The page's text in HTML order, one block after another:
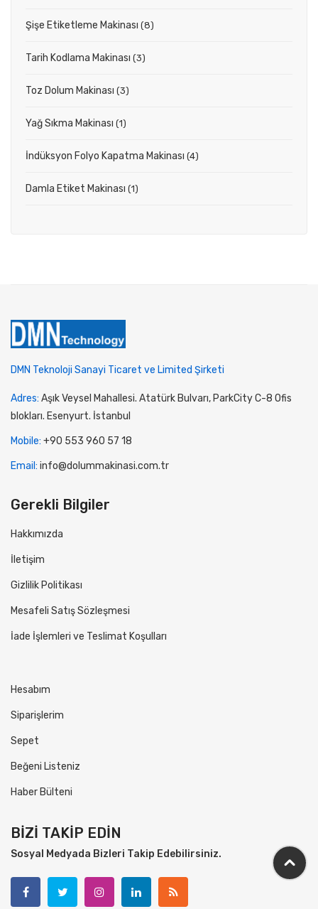
Şişe Etiketleme Makinası (8)
Tarih Kodlama Makinası (3)
Toz Dolum Makinası (3)
Yağ Sıkma Makinası (1)
İndüksyon Folyo Kapatma Makinası (4)
Damla Etiket Makinası (1)
DMN Teknoloji Sanayi Ticaret ve Limited Şirketi
Adres: Aşık Veysel Mahallesi. Atatürk Bulvarı, ParkCity C-8 Ofis
blokları. Esenyurt. İstanbul
Mobile: +90 553 960 57 18
Email: info@dolummakinasi.com.tr
Gerekli Bilgiler
Hakkımızda
İletişim
Gizlilik Politikası
Mesafeli Satış Sözleşmesi
İade İşlemleri ve Teslimat Koşulları
Hesabım
Siparişlerim
Sepet
Beğeni Listeniz
Haber Bülteni
BİZİ TAKİP EDİN
Sosyal Medyada Bizleri Takip Edebilirsiniz.